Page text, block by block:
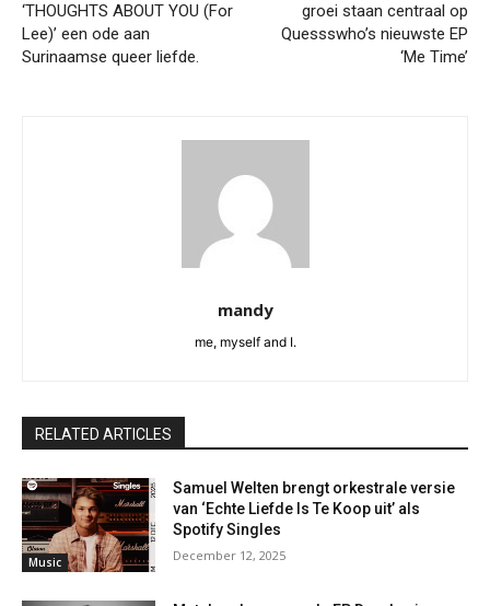
‘THOUGHTS ABOUT YOU (For
Lee)’ een ode aan
Surinaamse queer liefde.
groei staan centraal op
Quessswho’s nieuwste EP
‘Me Time’
mandy
me, myself and I.
RELATED ARTICLES
Music
Samuel Welten brengt orkestrale versie
van ‘Echte Liefde Is Te Koop uit’ als
Spotify Singles
December 12, 2025